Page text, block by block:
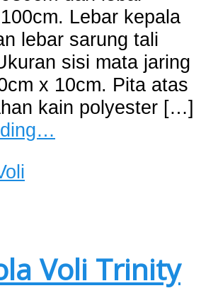
Lebar kepala
lebar sarung tali
sisi mata jaring
x 10cm. Pita atas
kain polyester […]
Voli Trinity